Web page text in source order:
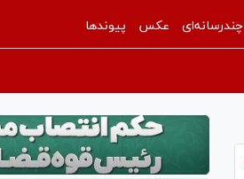
چندرسانه‌ای عکس پیوندها